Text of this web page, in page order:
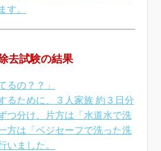
す。
去試験の結果
るの？？」
るために、３人家族 約３日分
つ分け、片方は「水道水で洗
方は「ベジセーフで洗った洗
いました。